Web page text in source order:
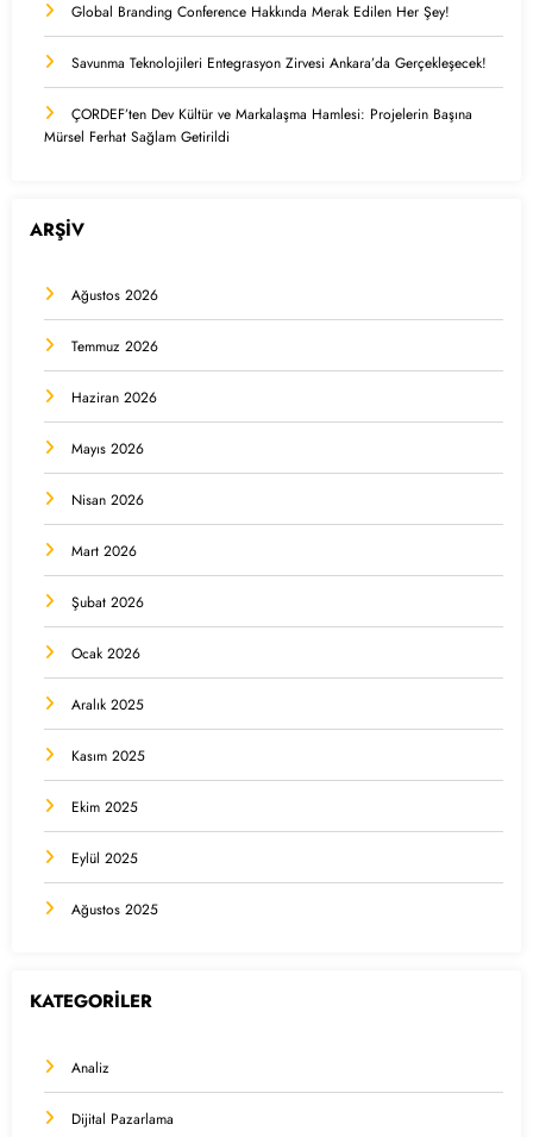
Global Branding Conference Hakkında Merak Edilen Her Şey!
Savunma Teknolojileri Entegrasyon Zirvesi Ankara’da Gerçekleşecek!
ÇORDEF’ten Dev Kültür ve Markalaşma Hamlesi: Projelerin Başına
Mürsel Ferhat Sağlam Getirildi
ARŞİV
Ağustos 2026
Temmuz 2026
Haziran 2026
Mayıs 2026
Nisan 2026
Mart 2026
Şubat 2026
Ocak 2026
Aralık 2025
Kasım 2025
Ekim 2025
Eylül 2025
Ağustos 2025
KATEGORİLER
Analiz
Dijital Pazarlama